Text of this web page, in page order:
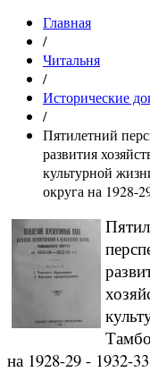
Главная
/
Читальня
/
Исторические
/
Пятилетний
развития
культурной
округа на 1928-
на 1928-29 - 1932-